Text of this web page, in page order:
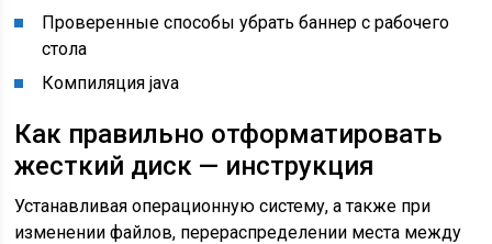
Проверенные способы убрать баннер с рабочего
стола
Компиляция java
Как правильно отформатировать
жесткий диск — инструкция
Устанавливая операционную систему, а также при
изменении файлов, перераспределении места между